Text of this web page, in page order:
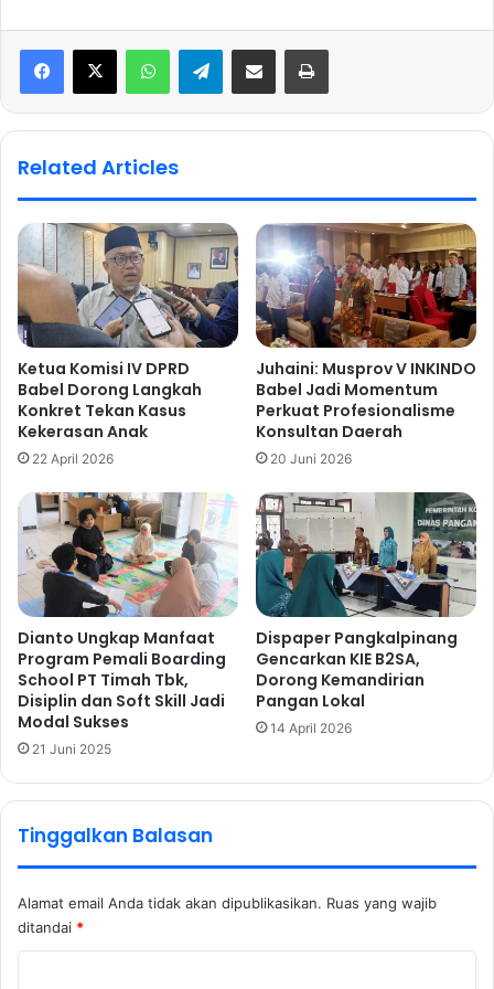
WhatsAppTelegramShare via Email Print
Related Articles
Ketua Komisi IV DPRD
Babel Dorong Langkah
Konkret Tekan Kasus
Kekerasan Anak
22 April 2026
Juhaini: Musprov V INKINDO
Babel Jadi Momentum
Perkuat Profesionalisme
Konsultan Daerah
20 Juni 2026
Dianto Ungkap Manfaat
Program Pemali Boarding
School PT Timah Tbk,
Disiplin dan Soft Skill Jadi
Modal Sukses
21 Juni 2025
Dispaper Pangkalpinang
Gencarkan KIE B2SA,
Dorong Kemandirian
Pangan Lokal
14 April 2026
Tinggalkan Balasan
Alamat email Anda tidak akan dipublikasikan. Ruas yang wajib
ditandai *